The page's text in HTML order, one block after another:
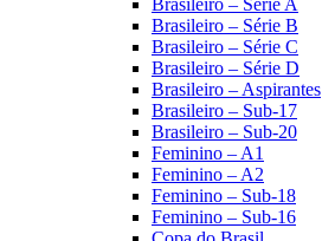
Brasileiro – Série B
Brasileiro – Série C
Brasileiro – Série D
Brasileiro – Aspirantes
Brasileiro – Sub-17
Brasileiro – Sub-20
Feminino – A1
Feminino – A2
Feminino – Sub-18
Feminino – Sub-16